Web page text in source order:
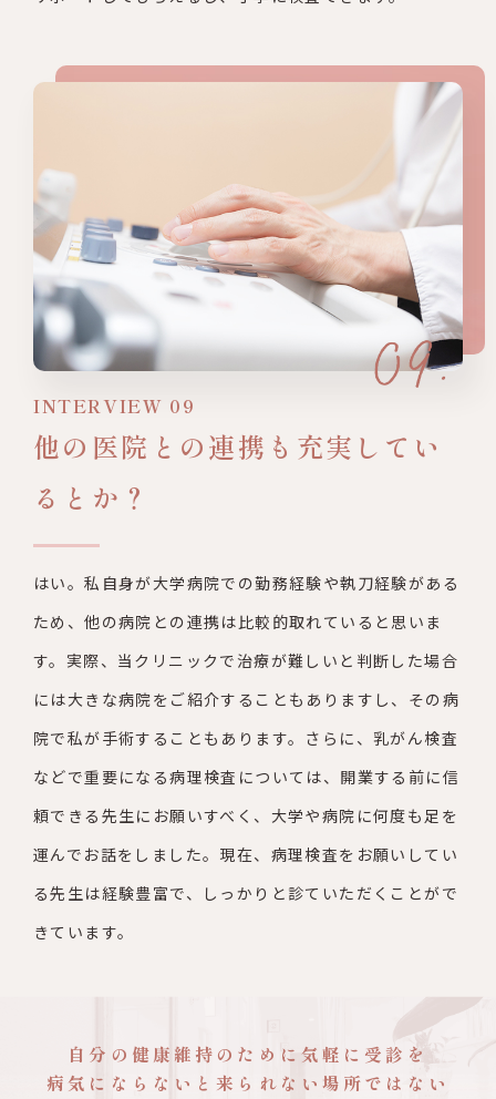
INTERVIEW 09
他の医院との連携も充実してい
るとか？
はい。私自身が大学病院での勤務経験や執刀経験がある
ため、他の病院との連携は比較的取れていると思いま
す。実際、当クリニック で治療が難しいと判断した場合
には大きな病院をご紹介すること もありますし、その病
院で私が手術することもあります。さら に、乳がん検査
などで重要になる病理検査については、開業する前に信
頼できる先生にお願いすべく、大学や病院に何度も足を
運んでお話をしました。現在、病理検査をお願いしてい
る先生は経験豊富で、しっかりと診ていただくことがで
きています。
自分の健康維持のために 気軽に受診を
病気にならないと 来られない場所ではない